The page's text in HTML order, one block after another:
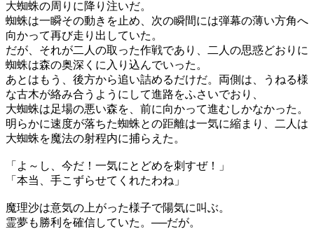
大蜘蛛の周りに降り注いだ。
蜘蛛は一瞬その動きを止め、次の瞬間には弾幕の薄い方角へ
向かって再び走り出していた。
だが、それが二人の取った作戦であり、二人の思惑どおりに
蜘蛛は森の奥深くに入り込んでいった。
あとはもう、後方から追い詰めるだけだ。両側は、うねる様
な古木が絡み合うようにして進路をふさいでおり、
大蜘蛛は足場の悪い森を、前に向かって進むしかなかった。
明らかに速度が落ちた蜘蛛との距離は一気に縮まり、二人は
大蜘蛛を魔法の射程内に捕らえた。
「よ～し、今だ！一気にとどめを刺すぜ！」
「本当、手こずらせてくれたわね」
魔理沙は意気の上がった様子で陽気に叫ぶ。
霊夢も勝利を確信していた。──だが。